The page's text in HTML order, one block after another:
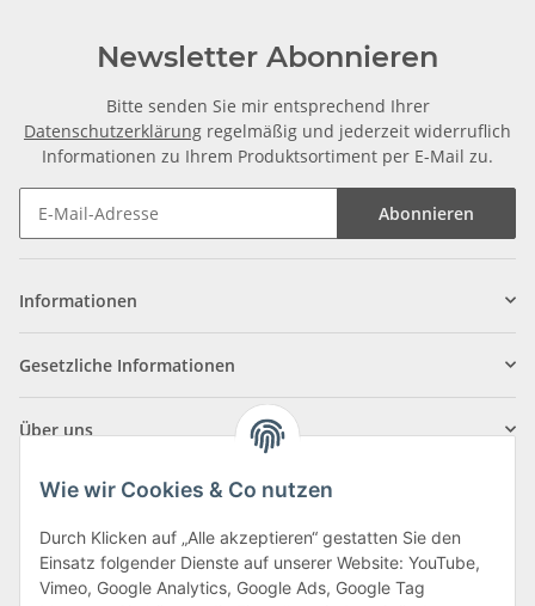
Newsletter Abonnieren
Bitte senden Sie mir entsprechend Ihrer
Datenschutzerklärung regelmäßig und jederzeit widerruflich
Informationen zu Ihrem Produktsortiment per E-Mail zu.
Abonnieren
Informationen
Gesetzliche Informationen
Über uns
Klagenfurter Straße 29
Wie wir Cookies & Co nutzen
Durch Klicken auf „Alle akzeptieren“ gestatten Sie den
Einsatz folgender Dienste auf unserer Website: YouTube,
Vimeo, Google Analytics, Google Ads, Google Tag